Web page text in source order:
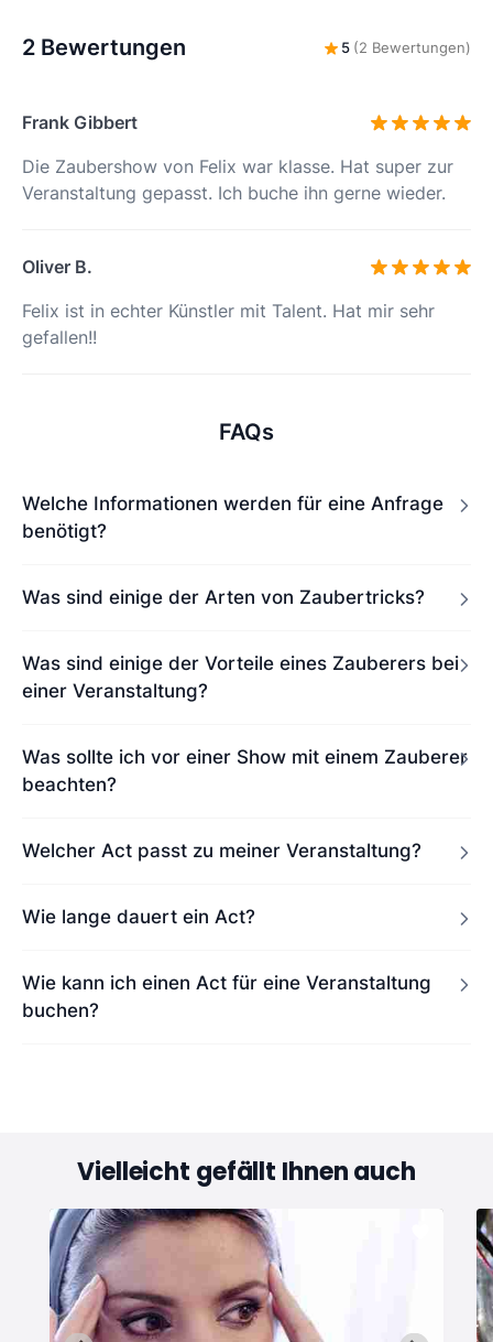
2 Bewertungen 5 (2 Bewertungen)
Frank Gibbert
Die Zaubershow von Felix war klasse. Hat super zur
Veranstaltung gepasst. Ich buche ihn gerne wieder.
Oliver B.
Felix ist in echter Künstler mit Talent. Hat mir sehr
gefallen!!
FAQs
Welche Informationen werden für eine Anfrage
benötigt?
Was sind einige der Arten von Zaubertricks?
Was sind einige der Vorteile eines Zauberers bei
einer Veranstaltung?
Was sollte ich vor einer Show mit einem Zauberer
beachten?
Welcher Act passt zu meiner Veranstaltung?
Wie lange dauert ein Act?
Wie kann ich einen Act für eine Veranstaltung
buchen?
Vielleicht gefällt Ihnen auch